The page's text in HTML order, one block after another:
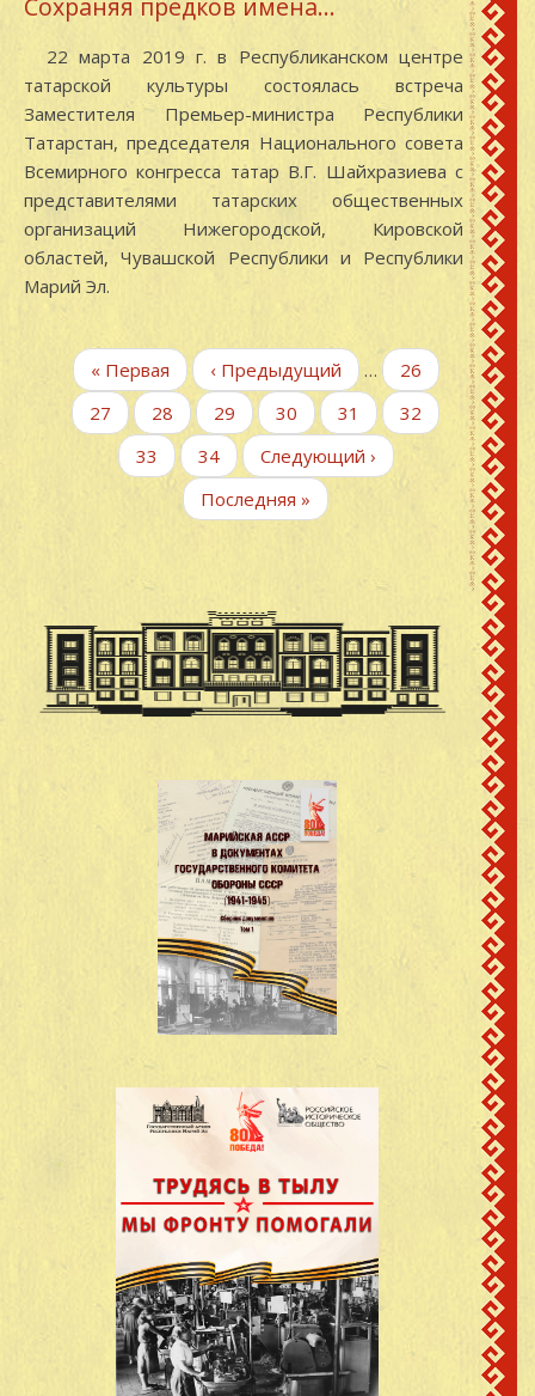
Сохраняя предков имена…
22 марта 2019 г. в Республиканском центре
татарской культуры состоялась встреча
Заместителя Премьер-министра Республики
Татарстан, председателя Национального совета
Всемирного конгресса татар В.Г. Шайхразиева с
представителями татарских общественных
организаций Нижегородской, Кировской
областей, Чувашской Республики и Республики
Марий Эл.
Нумерация
страниц
Первая
страница
« Первая ←
‹ Предыдущий … Page
26
Page
27 Page
28 Page
29 Page
30 Page
31 Page
32
Текущая
страница
33 Page
34
Следующая
страница
Следующий ›
Последняя
страница
Последняя »